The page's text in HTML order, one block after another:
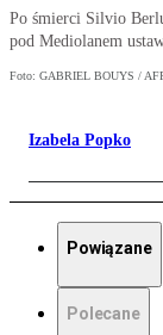
Po śmierci Silvio
pod Mediolanem
Foto: GABRIEL BOUYS /
Izabela Popko
Powiązane
Polecane